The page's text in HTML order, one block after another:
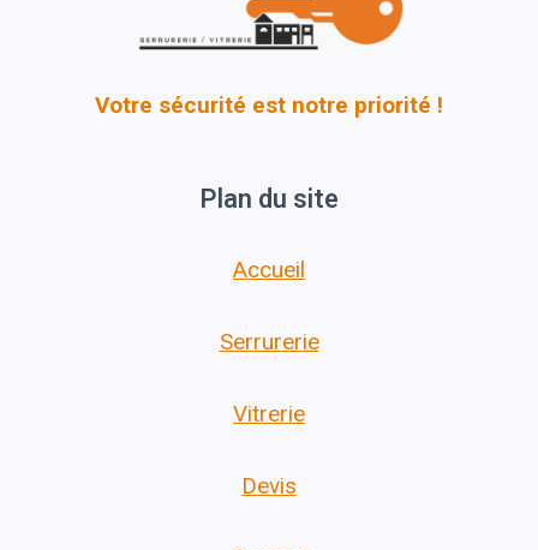
Votre sécurité est notre priorité !
Plan du site
Accueil
Serrurerie
Vitrerie
Devis